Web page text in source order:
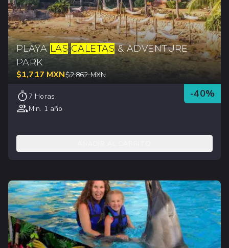
PLAYALAS CALETAS& ADVENTURE
PARK
$1,717 MXN$2,862 MXN
-40%
7 Horas
Min. 1 año